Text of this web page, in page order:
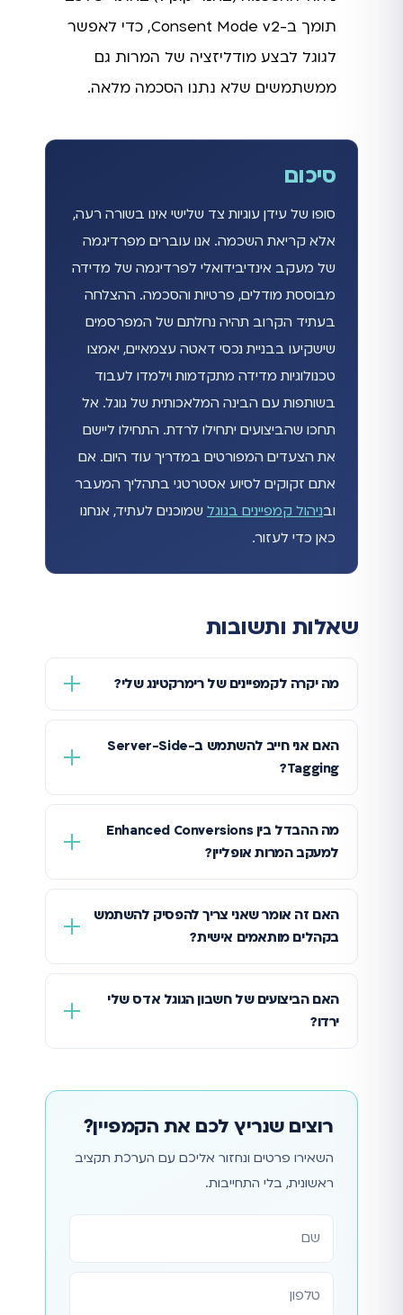
תומך ב-Consent Mode v2, כדי לאפשר
לגוגל לבצע מודליזציה של המרות גם
ממשתמשים שלא נתנו הסכמה מלאה.
סיכום
סופו של עידן עוגיות צד שלישי אינו בשורה רעה,
אלא קריאת השכמה. אנו עוברים מפרדיגמה
של מעקב אינדיבידואלי לפרדיגמה של מדידה
מבוססת מודלים, פרטיות והסכמה. ההצלחה
בעתיד הקרוב תהיה נחלתם של המפרסמים
שישקיעו בבניית נכסי דאטה עצמאיים, יאמצו
טכנולוגיות מדידה מתקדמות וילמדו לעבוד
בשותפות עם הבינה המלאכותית של גוגל. אל
תחכו שהביצועים יתחילו לרדת. התחילו ליישם
את הצעדים המפורטים במדריך עוד היום. אם
אתם זקוקים לסיוע אסטרטגי בתהליך המעבר
ובניהול קמפיינים בגוגל שמוכנים לעתיד, אנחנו
כאן כדי לעזור.
שאלות ותשובות
מה יקרה לקמפיינים של רימרקטינג שלי?
האם אני חייב להשתמש ב-Server-Side
Tagging?
מה ההבדל בין Enhanced Conversions
למעקב המרות אופליין?
האם זה אומר שאני צריך להפסיק להשתמש
בקהלים מותאמים אישית?
האם הביצועים של חשבון הגוגל אדס שלי
ירדו?
רוצים שנריץ לכם את הקמפיין?
השאירו פרטים ונחזור אליכם עם הערכת תקציב
ראשונית, בלי התחייבות.
אתר